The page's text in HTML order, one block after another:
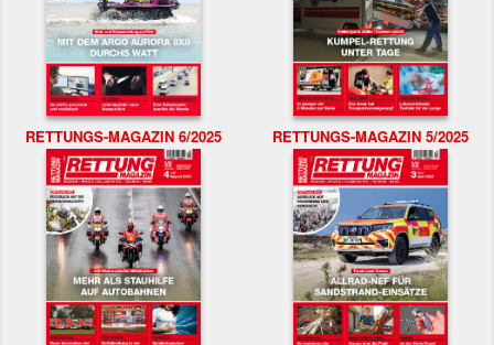
RETTUNGS-MAGAZIN 6/2025 RETTUNGS-MAGAZIN 5/2025